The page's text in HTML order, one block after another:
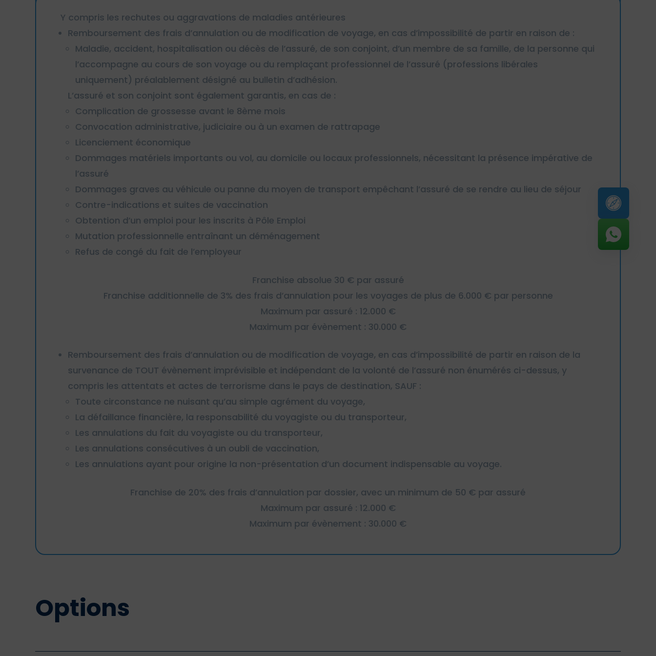
Y compris les rechutes ou aggravations de maladies antérieures
Remboursement des frais d’annulation ou de modification de voyage, en cas d’impossibilité de partir en raison de :
Maladie, accident, hospitalisation ou décès de l’assuré, de son conjoint, d’un membre de sa famille, de la personne qui
l’accompagne au cours de son voyage ou du remplaçant professionnel de l’assuré (professions libérales
uniquement) préalablement désigné au bulletin d’adhésion.
L’assuré et son conjoint sont également garantis, en cas de :
Complication de grossesse avant le 8ème mois
Convocation administrative, judiciaire ou à un examen de rattrapage
Licenciement économique
Dommages matériels importants ou vol, au domicile ou locaux professionnels, nécessitant la présence impérative de
l’assuré
Dommages graves au véhicule ou panne du moyen de transport empêchant l’assuré de se rendre au lieu de séjour
Contre-indications et suites de vaccination
Obtention d’un emploi pour les inscrits à Pôle Emploi
Mutation professionnelle entraînant un déménagement
Refus de congé du fait de l’employeur
Franchise absolue 30 € par assuré
Franchise additionnelle de 3% des frais d’annulation pour les voyages de plus de 6.000 € par personne
Maximum par assuré : 12.000 €
Maximum par évènement : 30.000 €
Remboursement des frais d’annulation ou de modification de voyage, en cas d’impossibilité de partir en raison de la
survenance de TOUT évènement imprévisible et indépendant de la volonté de l’assuré non énumérés ci-dessus, y
compris les attentats et actes de terrorisme dans le pays de destination, SAUF :
Toute circonstance ne nuisant qu’au simple agrément du voyage,
La défaillance financière, la responsabilité du voyagiste ou du transporteur,
Les annulations du fait du voyagiste ou du transporteur,
Les annulations consécutives à un oubli de vaccination,
Les annulations ayant pour origine la non-présentation d’un document indispensable au voyage.
Franchise de 20% des frais d’annulation par dossier, avec un minimum de 50 € par assuré
Maximum par assuré : 12.000 €
Maximum par évènement : 30.000 €
Options